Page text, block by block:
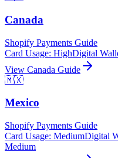
Canada
Shopify Payments Guide
Card Usage: HighDigital
View Canada Guide
🇲🇽
Mexico
Shopify Payments Guide
Card Usage: MediumDigital
Medium